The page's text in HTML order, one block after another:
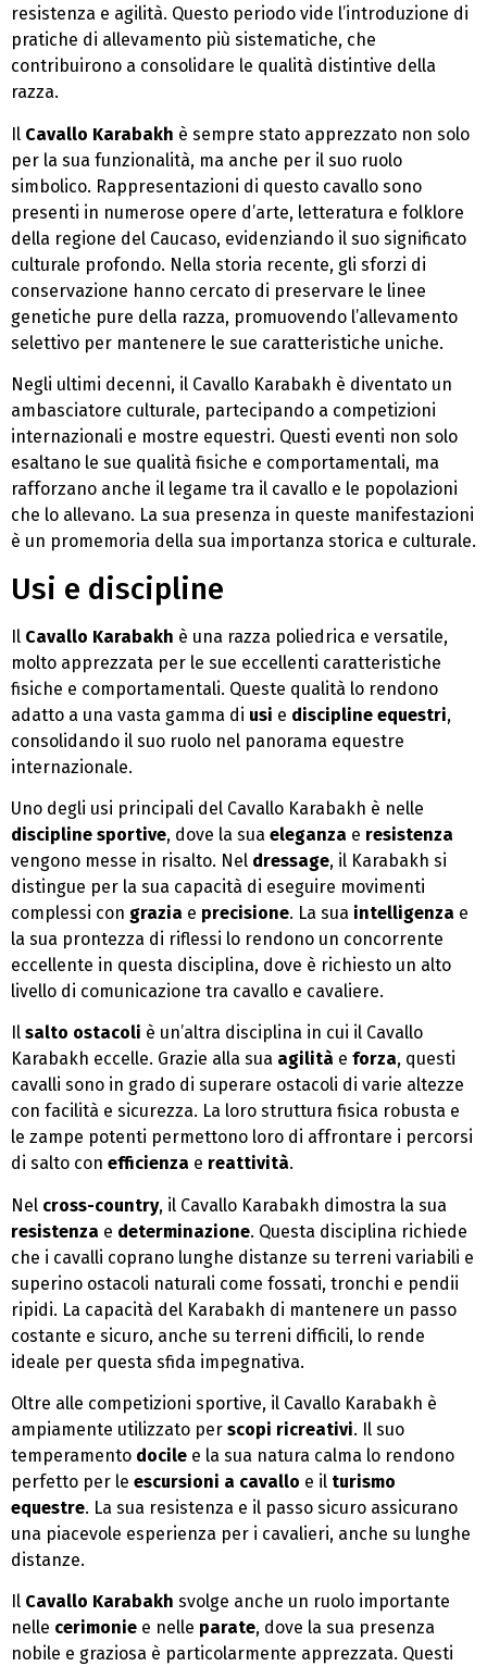
resistenza e agilità. Questo periodo vide l’introduzione di
pratiche di allevamento più sistematiche, che
contribuirono a consolidare le qualità distintive della
razza.
Il Cavallo Karabakh è sempre stato apprezzato non solo
per la sua funzionalità, ma anche per il suo ruolo
simbolico. Rappresentazioni di questo cavallo sono
presenti in numerose opere d’arte, letteratura e folklore
della regione del Caucaso, evidenziando il suo significato
culturale profondo. Nella storia recente, gli sforzi di
conservazione hanno cercato di preservare le linee
genetiche pure della razza, promuovendo l’allevamento
selettivo per mantenere le sue caratteristiche uniche.
Negli ultimi decenni, il Cavallo Karabakh è diventato un
ambasciatore culturale, partecipando a competizioni
internazionali e mostre equestri. Questi eventi non solo
esaltano le sue qualità fisiche e comportamentali, ma
rafforzano anche il legame tra il cavallo e le popolazioni
che lo allevano. La sua presenza in queste manifestazioni
è un promemoria della sua importanza storica e culturale.
Usi e discipline
Il Cavallo Karabakh è una razza poliedrica e versatile,
molto apprezzata per le sue eccellenti caratteristiche
fisiche e comportamentali. Queste qualità lo rendono
adatto a una vasta gamma di usi e discipline equestri,
consolidando il suo ruolo nel panorama equestre
internazionale.
Uno degli usi principali del Cavallo Karabakh è nelle
discipline sportive, dove la sua eleganza e resistenza
vengono messe in risalto. Nel dressage, il Karabakh si
distingue per la sua capacità di eseguire movimenti
complessi con grazia e precisione. La sua intelligenza e
la sua prontezza di riflessi lo rendono un concorrente
eccellente in questa disciplina, dove è richiesto un alto
livello di comunicazione tra cavallo e cavaliere.
Il salto ostacoli è un’altra disciplina in cui il Cavallo
Karabakh eccelle. Grazie alla sua agilità e forza, questi
cavalli sono in grado di superare ostacoli di varie altezze
con facilità e sicurezza. La loro struttura fisica robusta e
le zampe potenti permettono loro di affrontare i percorsi
di salto con efficienza e reattività.
Nel cross-country, il Cavallo Karabakh dimostra la sua
resistenza e determinazione. Questa disciplina richiede
che i cavalli coprano lunghe distanze su terreni variabili e
superino ostacoli naturali come fossati, tronchi e pendii
ripidi. La capacità del Karabakh di mantenere un passo
costante e sicuro, anche su terreni difficili, lo rende
ideale per questa sfida impegnativa.
Oltre alle competizioni sportive, il Cavallo Karabakh è
ampiamente utilizzato per scopi ricreativi. Il suo
temperamento docile e la sua natura calma lo rendono
perfetto per le escursioni a cavallo e il turismo
equestre. La sua resistenza e il passo sicuro assicurano
una piacevole esperienza per i cavalieri, anche su lunghe
distanze.
Il Cavallo Karabakh svolge anche un ruolo importante
nelle cerimonie e nelle parate, dove la sua presenza
nobile e graziosa è particolarmente apprezzata. Questi